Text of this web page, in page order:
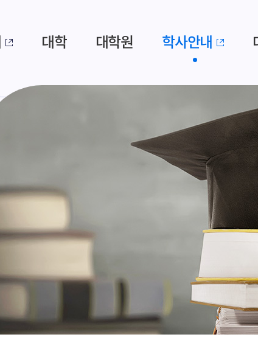
대학 대학원 학사안내